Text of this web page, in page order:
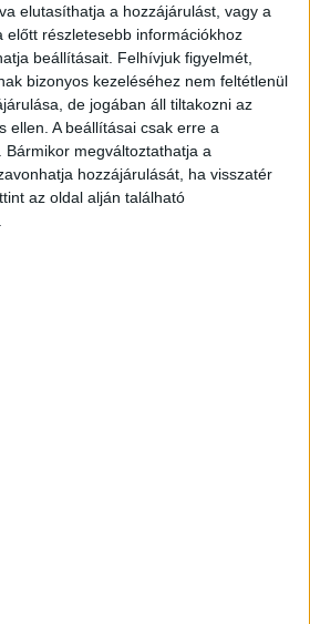
elutasíthatja a hozzájárulást, vagy a
előtt részletesebb információkhoz
beállításait. Felhívjuk figyelmét,
bizonyos kezeléséhez nem feltétlenül
de jogában áll tiltakozni az
ellen. A beállításai csak erre a
megváltoztathatja a
hozzájárulását, ha visszatér
az oldal alján található
a Cupra – érkezik az olcsóbb